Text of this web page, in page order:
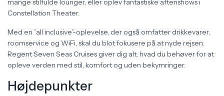
mange stilfulde lounger, eller oplev fantastiske aftenshows i
Constellation Theater.
Med en ”all inclusive”-oplevelse, der også omfatter drikkevarer,
roomservice og WiFi, skal du blot fokusere på at nyde rejsen.
Regent Seven Seas Cruises giver dig alt, hvad du behøver for at
opleve verden med stil, komfort og uden bekymringer.
Højdepunkter